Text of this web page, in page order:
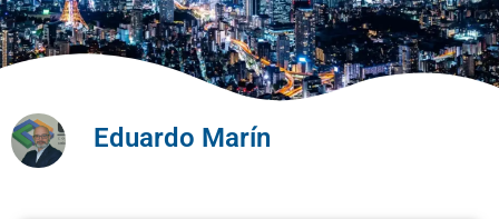
Eduardo Marín